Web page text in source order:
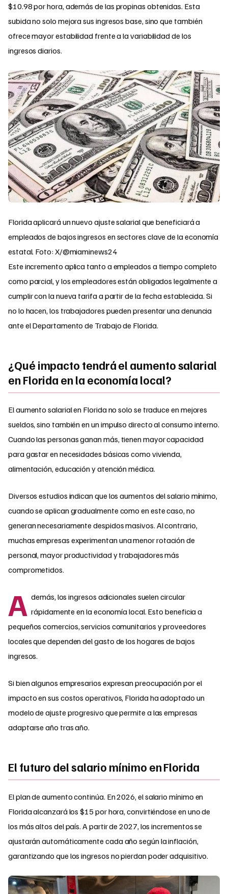
$10.98 por hora, además de las propinas obtenidas. Esta
subida no solo mejora sus ingresos base, sino que también
ofrece mayor estabilidad frente a la variabilidad de los
ingresos diarios.
Florida aplicará un nuevo ajuste salarial que beneficiará a
empleados de bajos ingresos en sectores clave de la economía
estatal. Foto: X/@miaminews24
Este incremento aplica tanto a empleados a tiempo completo
como parcial, y los empleadores están obligados legalmente a
cumplir con la nueva tarifa a partir de la fecha establecida. Si
no lo hacen, los trabajadores pueden presentar una denuncia
ante el Departamento de Trabajo de Florida.
¿Qué impacto tendrá el aumento salarial
en Florida en la economía local?
El aumento salarial en Florida no solo se traduce en mejores
sueldos, sino también en un impulso directo al consumo interno.
Cuando las personas ganan más, tienen mayor capacidad
para gastar en necesidades básicas como vivienda,
alimentación, educación y atención médica.
Diversos estudios indican que los aumentos del salario mínimo,
cuando se aplican gradualmente como en este caso, no
generan necesariamente despidos masivos. Al contrario,
muchas empresas experimentan una menor rotación de
personal, mayor productividad y trabajadores más
comprometidos.
A demás, los ingresos adicionales suelen circular
rápidamente en la economía local. Esto beneficia a
pequeños comercios, servicios comunitarios y proveedores
locales que dependen del gasto de los hogares de bajos
ingresos.
Si bien algunos empresarios expresan preocupación por el
impacto en sus costos operativos, Florida ha adoptado un
modelo de ajuste progresivo que permite a las empresas
adaptarse año tras año.
El futuro del salario mínimo en Florida
El plan de aumento continúa. En 2026, el salario mínimo en
Florida alcanzará los $15 por hora, convirtiéndose en uno de
los más altos del país. A partir de 2027, los incrementos se
ajustarán automáticamente cada año según la inflación,
garantizando que los ingresos no pierdan poder adquisitivo.